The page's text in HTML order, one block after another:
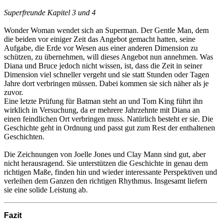
Superfreunde Kapitel 3 und 4
Wonder Woman wendet sich an Superman. Der Gentle Man, dem
die beiden vor einiger Zeit das Angebot gemacht hatten, seine
Aufgabe, die Erde vor Wesen aus einer anderen Dimension zu
schützen, zu übernehmen, will dieses Angebot nun annehmen. Was
Diana und Bruce jedoch nicht wissen, ist, dass die Zeit in seiner
Dimension viel schneller vergeht und sie statt Stunden oder Tagen
Jahre dort verbringen müssen. Dabei kommen sie sich näher als je
zuvor.
Eine letzte Prüfung für Batman steht an und Tom King führt ihn
wirklich in Versuchung, da er mehrere Jahrzehnte mit Diana an
einen feindlichen Ort verbringen muss. Natürlich besteht er sie. Die
Geschichte geht in Ordnung und passt gut zum Rest der enthaltenen
Geschichten.
Die Zeichnungen von Joelle Jones und Clay Mann sind gut, aber
nicht herausragend. Sie unterstützen die Geschichte in genau dem
richtigen Maße, finden hin und wieder interessante Perspektiven und
verleihen dem Ganzen den richtigen Rhythmus. Insgesamt liefern
sie eine solide Leistung ab.
Fazit